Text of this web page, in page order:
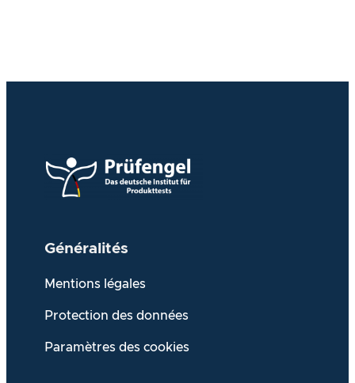
Généralités
Mentions légales
Protection des données
Paramètres des cookies